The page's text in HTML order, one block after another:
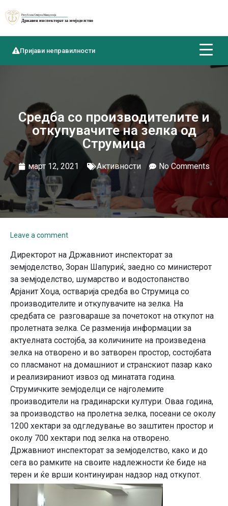
Пријави неправилности
Средба со производителите и
откупувачите на зелка од
Струмица
март 12, 2021 Активности No Comments
Leave a comment
Директорот на Државниот инспекторат за
земјоделство, Зоран Шапуриќ, заедно со министерот
за земјоделство, шумарство и водостопанство
Арјанит Хоџа, остварија средба во Струмица со
производителите и откупувачите на зелка. На
средбата се разговараше за почетокот на откупот на
пролетната зелка. Се разменија информации за
актуелната состојба, за количините на произведена
зелка на отворено и во затворен простор, состојбата
со пласманот на домашниот и странскиот пазар како
и реализираниот извоз од минатата година.
Струмичките земјоделци се најголемите
производители на градинарски култури. Оваа година,
за производство на пролетна зелка, посеани се околу
1200 хектари за одгледување во заштитен простор и
околу 700 хектари под зелка на отворено.
Државниот инспекторат за земјоделство, како и до
сега во рамките на своите надлежности ќе биде на
терен и ќе врши континуиран надзор над откупот.